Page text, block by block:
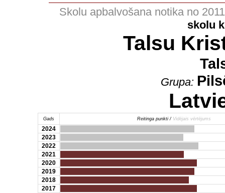
Skolu apbalvošana notika no
skolu
Talsu
Grupa:
Gads Reitinga punkti / Vidējais vērtējums
2024
2023
2022
2021
2020
2019
2018
2017